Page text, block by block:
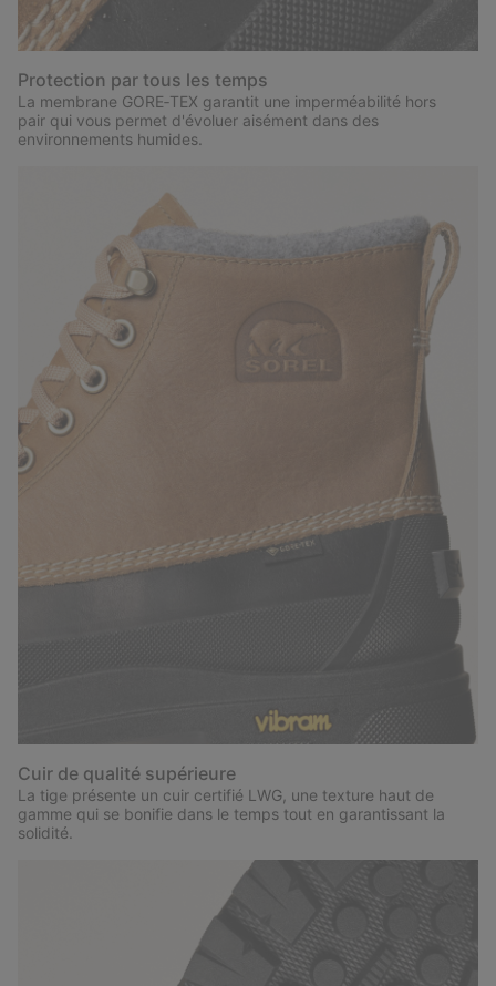
Protection par tous les temps
La membrane GORE‑TEX garantit une imperméabilité hors
pair qui vous permet d'évoluer aisément dans des
environnements humides.
Cuir de qualité supérieure
La tige présente un cuir certifié LWG, une texture haut de
gamme qui se bonifie dans le temps tout en garantissant la
solidité.